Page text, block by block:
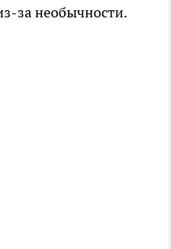
за необычности.